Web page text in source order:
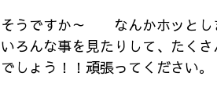
そうですか～ なんかホッとし
いろんな事を見たりして、たく
でしょう！！頑張ってください。